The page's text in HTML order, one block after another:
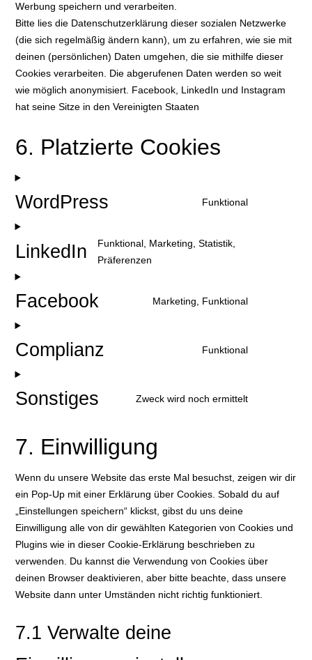
Werbung speichern und verarbeiten.
Bitte lies die Datenschutzerklärung dieser sozialen Netzwerke
(die sich regelmäßig ändern kann), um zu erfahren, wie sie mit
deinen (persönlichen) Daten umgehen, die sie mithilfe dieser
Cookies verarbeiten. Die abgerufenen Daten werden so weit
wie möglich anonymisiert. Facebook, LinkedIn und Instagram
hat seine Sitze in den Vereinigten Staaten
6. Platzierte Cookies
WordPress Funktional
LinkedIn
Funktional, Marketing, Statistik,
Präferenzen
Facebook Marketing, Funktional
Complianz Funktional
Sonstiges Zweck wird noch ermittelt
7. Einwilligung
Wenn du unsere Website das erste Mal besuchst, zeigen wir dir
ein Pop-Up mit einer Erklärung über Cookies. Sobald du auf
„Einstellungen speichern“ klickst, gibst du uns deine
Einwilligung alle von dir gewählten Kategorien von Cookies und
Plugins wie in dieser Cookie-Erklärung beschrieben zu
verwenden. Du kannst die Verwendung von Cookies über
deinen Browser deaktivieren, aber bitte beachte, dass unsere
Website dann unter Umständen nicht richtig funktioniert.
7.1 Verwalte deine